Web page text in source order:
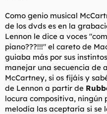
Como genio musical
de los dvds es en la
Lennon le dice a voces
piano???!!!" el careto de
guiaba más por sus
manejar una secuencia de
McCartney, si os fijáis y
de Lennon a partir de
locura compositiva, ningún
melodía las aceptaría si se